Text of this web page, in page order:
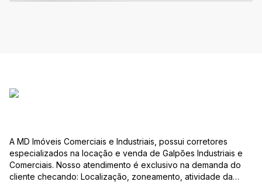
A MD Imóveis Comerciais e Industriais, possui corretores
especializados na locação e venda de Galpões Industriais e
Comerciais. Nosso atendimento é exclusivo na demanda do
cliente checando: Localização, zoneamento, atividade da